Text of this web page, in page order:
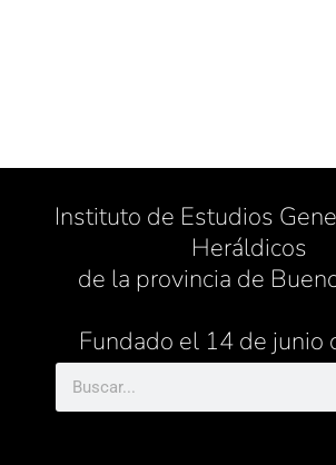
Instituto de Estudios
Heráldicos
de la provincia de
Fundado el 14 de junio